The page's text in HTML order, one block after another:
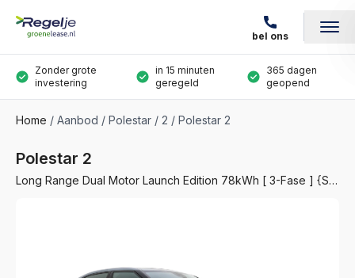
bel ons
Zonder grote
investering
in 15 minuten
geregeld
365 dagen
geopend
Home Aanbod Polestar 2 Polestar 2
Polestar 2
Long Range Dual Motor Launch Edition 78kWh [ 3-Fase ] {SOH-92%} - 2020 - 184.635 km